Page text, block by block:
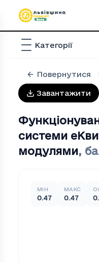
Категорії
Повернутися
Завантажити
системи
модулями,
МІН
0.47
МАКС
0.47